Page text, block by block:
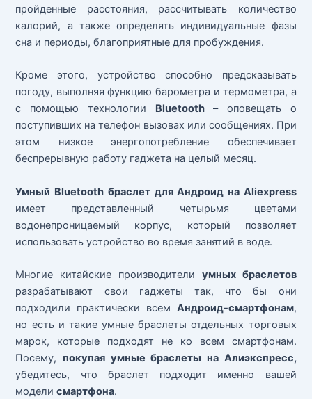
пройденные расстояния, рассчитывать количество
калорий, а также определять индивидуальные фазы
сна и периоды, благоприятные для пробуждения.
Кроме этого, устройство способно предсказывать
погоду, выполняя функцию барометра и термометра, а
с помощью технологии Bluetooth– оповещать о
поступивших на телефон вызовах или сообщениях. При
этом низкое энергопотребление обеспечивает
беспрерывную работу гаджета на целый месяц.
Умный Bluetooth браслет для Андроид на Aliexpress
имеет представленный четырьмя цветами
водонепроницаемый корпус, который позволяет
использовать устройство во время занятий в воде.
Многие китайские производители умных браслетов
разрабатывают свои гаджеты так, что бы они
подходили практически всем Андроид-смартфонам,
но есть и такие умные браслеты отдельных торговых
марок, которые подходят не ко всем смартфонам.
Посему,покупая умные браслеты на Алиэкспресс,
убедитесь, что браслет подходит именно вашей
моделисмартфона.